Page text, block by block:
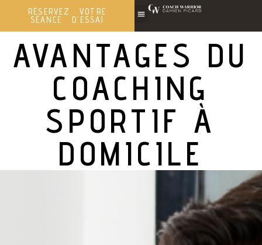
RÉSERVEZ VOTRE
SÉANCE D'ESSAI
AVANTAGES DU
COACHING
SPORTIF À
DOMICILE